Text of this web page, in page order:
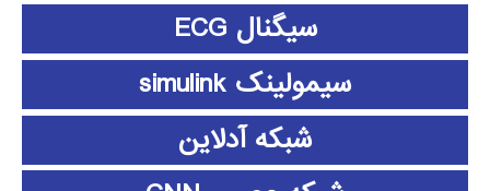
سیگنال ECG
سیمولینک simulink
شبکه آدلاین